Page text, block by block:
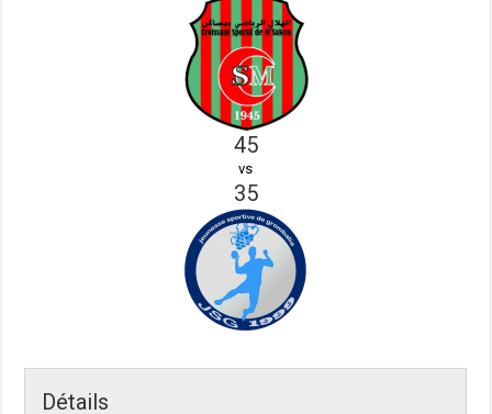
45
vs
35
Détails